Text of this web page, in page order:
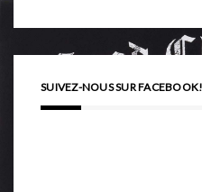
SUIVEZ-NOUS SUR FACEBOOK!